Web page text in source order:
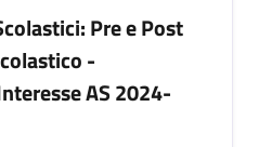
Pre e Post
-
AS 2024-